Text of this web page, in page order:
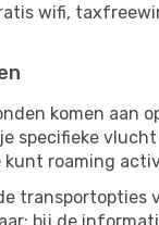
wifi,
komen aan
specifieke
roaming